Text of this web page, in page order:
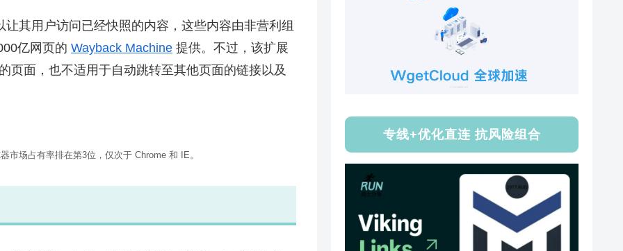
其用户访问已经快照的内容，这些内容由非营利组
亿网页的 Wayback Machine 提供。不过，该扩展
页面，也不适用于自动跳转至其他页面的链接以及
市场占有率排在第3位，仅次于 Chrome 和 IE。
专线+优化直连 抗风险组合